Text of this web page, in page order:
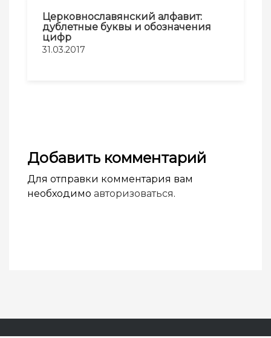
Церковнославянский алфавит:
дублетные буквы и обозначения
цифр
31.03.2017
Добавить комментарий
Для отправки комментария вам
необходимо авторизоваться.